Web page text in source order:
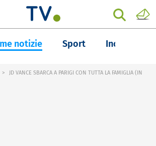
notizie Sport Inchieste
JD VANCE SBARCA A PARIGI CON TUTTA LA FAMIGLIA (IN